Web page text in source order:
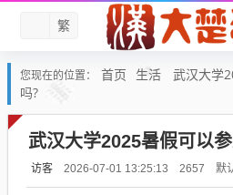
繁
您现在的位置： 首页 生活
武汉大学
吗?
武汉大学2025暑假可以
访客 2026-07-01 13:25:13 2657 默